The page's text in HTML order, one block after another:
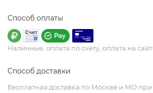
Способ оплаты
Наличные, оплата по счету, оплата на
Способ доставки
Бесплатная доставка по Москве и МО при